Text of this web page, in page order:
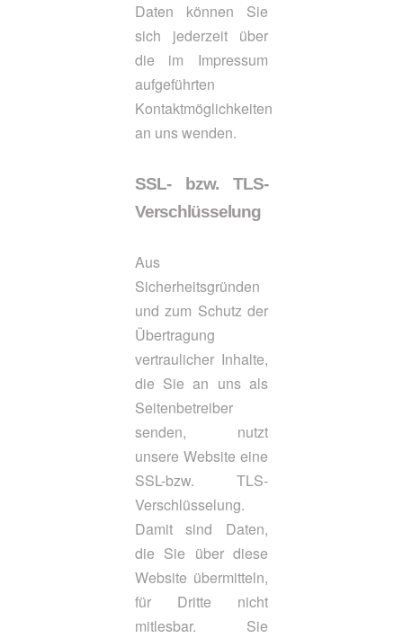
Daten können Sie
sich jederzeit über
die im Impressum
aufgeführten
Kontaktmöglichkeiten
an uns wenden.
SSL- bzw. TLS-
Verschlüsselung
Aus
Sicherheitsgründen
und zum Schutz der
Übertragung
vertraulicher Inhalte,
die Sie an uns als
Seitenbetreiber
senden, nutzt
unsere Website eine
SSL-bzw. TLS-
Verschlüsselung.
Damit sind Daten,
die Sie über diese
Website übermitteln,
für Dritte nicht
mitlesbar. Sie